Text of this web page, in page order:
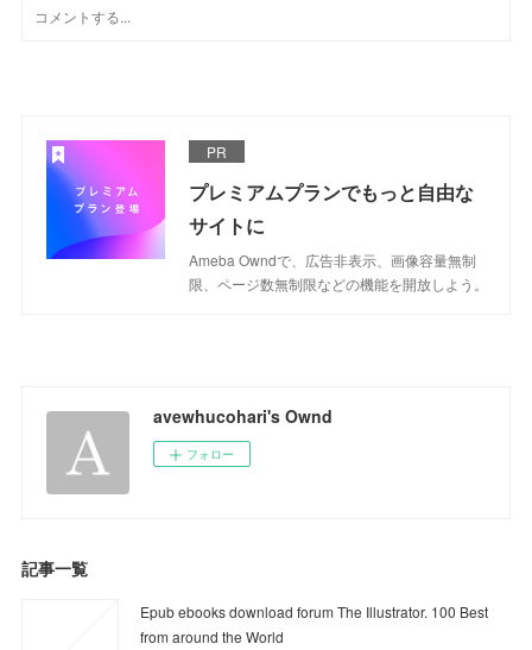
PR
プレミアムプランでもっと自由な
サイトに
Ameba Owndで、広告非表示、画像容量無制
限、ページ数無制限などの機能を開放しよう。
avewhucohari's Ownd
フォロー
記事一覧
Epub ebooks download forum The Illustrator. 100 Best
from around the World